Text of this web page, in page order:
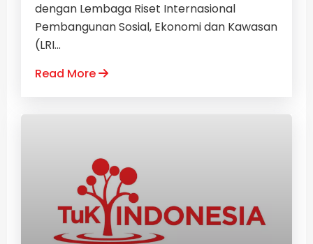
dengan Lembaga Riset Internasional
Pembangunan Sosial, Ekonomi dan Kawasan
(LRI...
Read More